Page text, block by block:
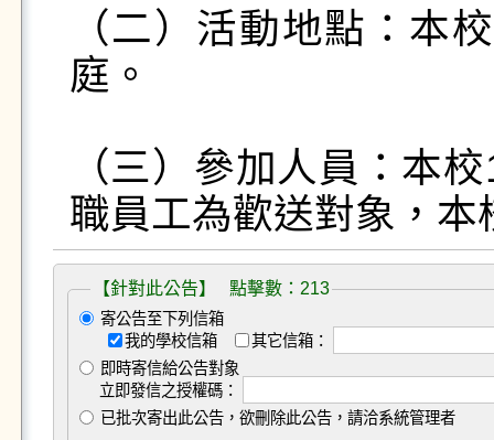
（二）活動地點：本
庭。
（三）參加人員：本
職員工為歡送對象，
【針對此公告】 點擊數：213
寄公告至下列信箱
我的學校信箱
其它信箱：
即時寄信給公告對象
立即發信之授權碼：
已批次寄出此公告，欲刪除此公告，請洽系統管理者